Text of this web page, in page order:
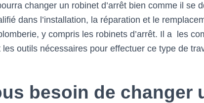
changer un robinet d’arrêt bien comme il se
dans l’installation, la réparation et le
y compris les robinets d’arrêt. Il a les
outils nécessaires pour effectuer ce type de
besoin de changer